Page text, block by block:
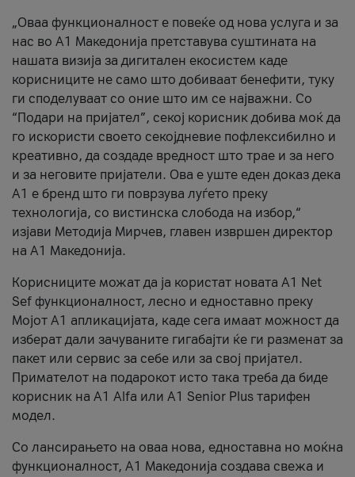
„Оваа функционалност е повеќе од нова услуга и за
нас во А1 Македонија претставува суштината на
нашата визија за дигитален екосистем каде
корисниците не само што добиваат бенефити, туку
ги споделуваат со оние што им се најважни. Со
“Подари на пријател”, секој корисник добива моќ да
го искористи своето секојдневие пофлексибилно и
креативно, да создаде вредност што трае и за него
и за неговите пријатели. Ова е уште еден доказ дека
А1 е бренд што ги поврзува луѓето преку
технологија, со вистинска слобода на избор,“
изјави Методија Мирчев, главен извршен директор
на А1 Македонија.
Корисниците можат да ја користат новата А1 Net
Sef функционалност, лесно и едноставно преку
Мојот А1 апликацијата, каде сега имаат можност да
изберат дали зачуваните гигабајти ќе ги разменат за
пакет или сервис за себе или за свој пријател.
Примателот на подарокот исто така треба да биде
корисник на А1 Alfa или A1 Senior Plus тарифен
модел.
Со лансирањето на оваа нова, едноставна но моќна
функционалност, А1 Македонија создава свежа и